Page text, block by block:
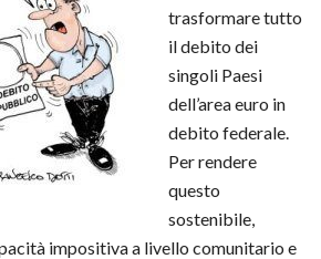
trasformare tutto
il debito dei
singoli Paesi
dell’area euro in
debito federale.
Per rendere
questo
sostenibile,
impositiva a livello comunitario e